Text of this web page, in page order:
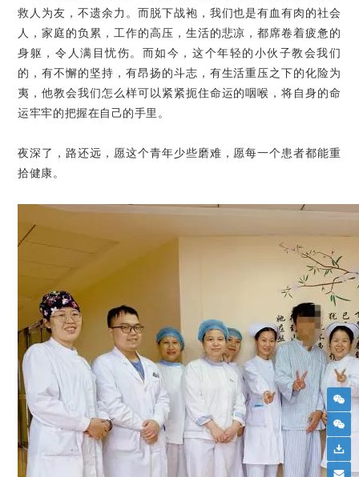
救人为友，不遗余力。而脱下战袍，我们也是有血有肉的社会
人，家庭的负累，工作的高压，生活的悲凉，都席卷着疲惫的
身躯，令人满目忧伤。而如今，这个年轻的小伙子教会我们
的，有不懈的坚持，有昂扬的斗志，有生活重压之下的化险为
夷，他教会我们怎么样可以紧紧扼住命运的咽喉，将自身的命
运牢牢的把握在自己的手里。
夜深了，路还远，愿这个青年少些磨难，愿每一个患者都能重
拾健康。